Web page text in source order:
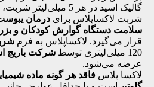
گالیک اسید در هر 5
شربت لاکساپلاس برای درمان
سلامت دستگاه گوارش کودکان و
قرار می‌گیرد. لاکساپلاس به فرم
120 میلی‌لیتری توسط
شرکت باریج
عرضه می‌شود.
لاکسا پلاس فاقد هر گونه ماده